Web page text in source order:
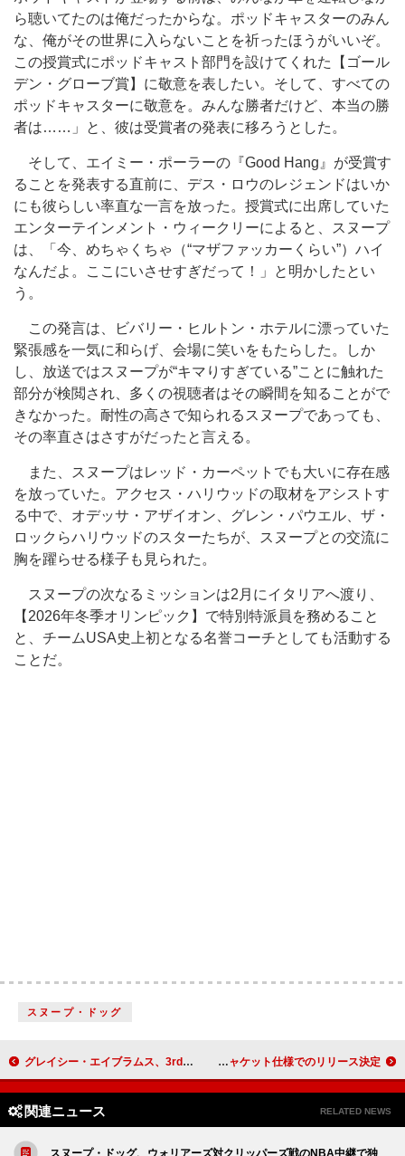
ら聴いてたのは俺だったからな。ポッドキャスターのみん
な、俺がその世界に入らないことを祈ったほうがいいぞ。
この授賞式にポッドキャスト部門を設けてくれた【ゴール
デン・グローブ賞】に敬意を表したい。そして、すべての
ポッドキャスターに敬意を。みんな勝者だけど、本当の勝
者は……」と、彼は受賞者の発表に移ろうとした。
そして、エイミー・ポーラーの『Good Hang』が受賞す
ることを発表する直前に、デス・ロウのレジェンドはいか
にも彼らしい率直な一言を放った。授賞式に出席していた
エンターテインメント・ウィークリーによると、スヌープ
は、「今、めちゃくちゃ（“マザファッカーくらい”）ハイ
なんだよ。ここにいさせすぎだって！」と明かしたとい
う。
この発言は、ビバリー・ヒルトン・ホテルに漂っていた
緊張感を一気に和らげ、会場に笑いをもたらした。しか
し、放送ではスヌープが“キマりすぎている”ことに触れた
部分が検閲され、多くの視聴者はその瞬間を知ることがで
きなかった。耐性の高さで知られるスヌープであっても、
その率直さはさすがだったと言える。
また、スヌープはレッド・カーペットでも大いに存在感
を放っていた。アクセス・ハリウッドの取材をアシストす
る中で、オデッサ・アザイオン、グレン・パウエル、ザ・
ロックらハリウッドのスターたちが、スヌープとの交流に
胸を躍らせる様子も見られた。
スヌープの次なるミッションは2月にイタリアへ渡り、
【2026年冬季オリンピック】で特別特派員を務めること
と、チームUSA史上初となる名誉コーチとしても活動する
ことだ。
スヌープ・ドッグ
グレイシー・エイブラムス、3rdアルバムの進捗について近況を明かす「みんなのものになる準備は万端」 藤井 風、カバー集『LOVE ALL COVER ALL』紙ジャケット仕様でのリリース決定
関連ニュース RELATED NEWS
スヌープ・ドッグ、ウォリアーズ対クリッパーズ戦のNBA中継で独